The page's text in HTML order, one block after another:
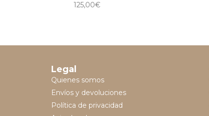
125,00€
Legal
Quienes somos
Envíos y devoluciones
Política de privacidad